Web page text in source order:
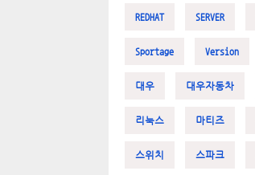
REDHAT SERVER
Sportage Version
대우 대우자동차
리눅스 마티즈
스위치 스파크